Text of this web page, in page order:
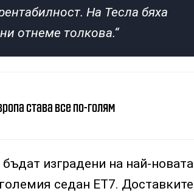
На Тесла бяха
отнеме толкова.“
става все по-голям
изградени на най-новата
седан ET7. Доставките